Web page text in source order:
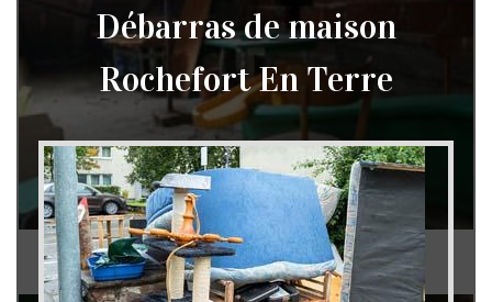
Débarras de grenier et cave 79
Débarras de maison
Rochefort En Terre